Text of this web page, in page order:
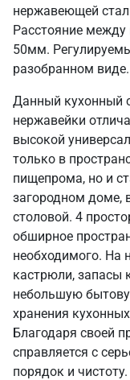
нержавеющей
Расстояние
50мм.
разобранном виде.
Данный кухонный
нержавейки
высокой
только в
пищепрома, но и
загородном доме,
столовой. 4
обширное
необходимого. На
кастрюли, запасы
небольшую
хранения
Благодаря своей
справляется с
порядок и